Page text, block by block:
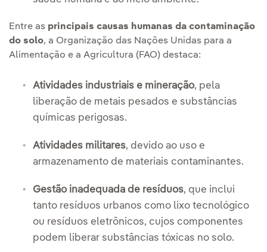
Entre as principais causas humanas da contaminação
do solo, a Organização das Nações Unidas para a
Alimentação e a Agricultura (FAO) destaca:
Atividades industriais e mineração, pela
liberação de metais pesados e substâncias
químicas perigosas.
Atividades militares, devido ao uso e
armazenamento de materiais contaminantes.
Gestão inadequada de resíduos, que inclui
tanto resíduos urbanos como lixo tecnológico
ou resíduos eletrônicos, cujos componentes
podem liberar substâncias tóxicas no solo.